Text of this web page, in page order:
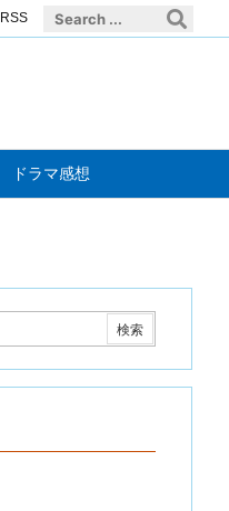
ドラマ感想
RSS